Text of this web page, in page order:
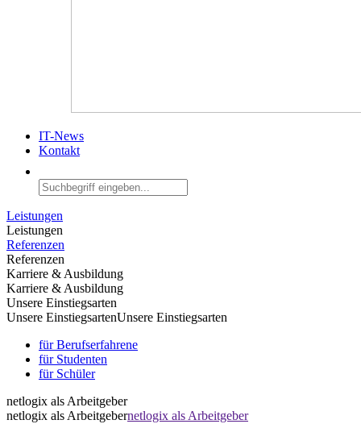
IT-News
Kontakt
Leistungen
Leistungen
Referenzen
Referenzen
Karriere & Ausbildung
Karriere & Ausbildung
Unsere Einstiegsarten
Unsere EinstiegsartenUnsere Einstiegsarten
für Berufserfahrene
für Studenten
für Schüler
netlogix als Arbeitgeber
netlogix als Arbeitgebernetlogix als Arbeitgeber